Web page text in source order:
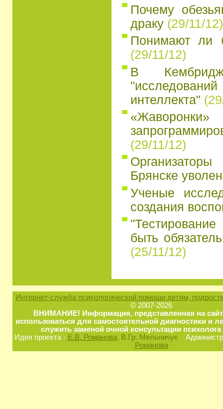
Почему
драку (29/11/12)
Понимают ли
(29/11/12)
В
интеллекта"
(29/11/12)
Брянске
Ученые
создания
быть
(25/11/12)
Интернет-служба психологической помощи детям,
© 2007-2026
ВНИМАНИЕ! Информация, представленная на
использоваться для самостоятельной диагностики и
служить заменой очной консультации
Идея проекта - Е.В. Романова, В.Гр. Мельничук
Романова